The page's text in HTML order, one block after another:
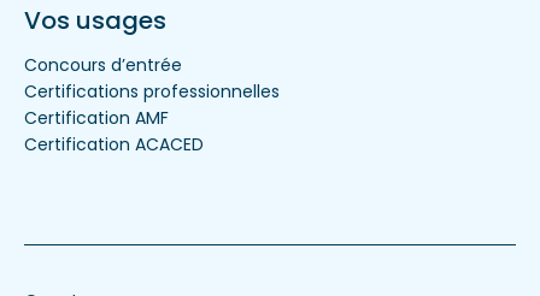
Vos usages
Concours d’entrée
Certifications professionnelles
Certification AMF
Certification ACACED